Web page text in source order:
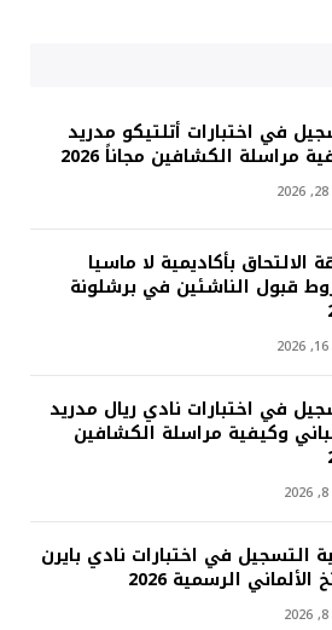
في اختبارات أتلتيكو مدريد
مراسلة الكشافين مجاناً 2026
الالتحاق بأكاديمية لا ماسيا
قبول الناشئين في برشلونة
في اختبارات نادي ريال مدريد
وكيفية مراسلة الكشافين
التسجيل في اختبارات نادي بايرن
الألماني الرسمية 2026